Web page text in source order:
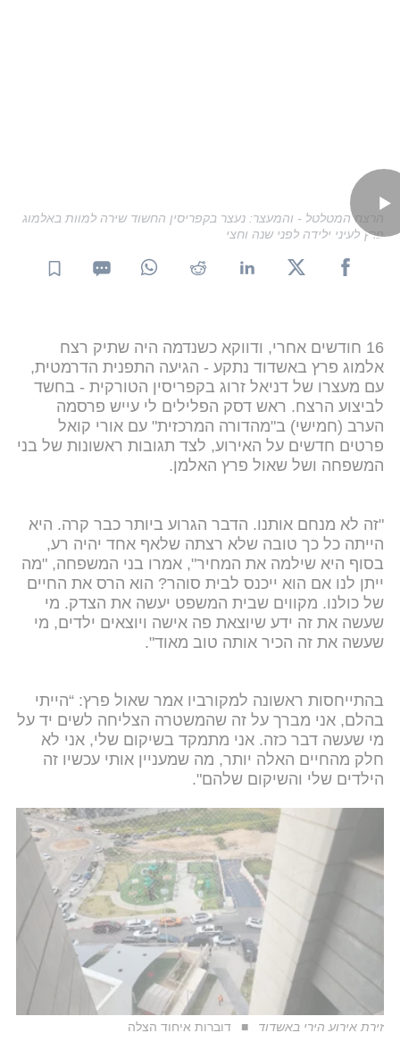
הרצח המטלטל - והמעצר: נעצר בקפריסין החשוד שירה למוות באלמוג
פרץ לעיני ילידה לפני שנה וחצי
16 חודשים אחרי, ודווקא כשנדמה היה שתיק רצח
אלמוג פרץ באשדוד נתקע - הגיעה התפנית הדרמטית,
עם מעצרו של דניאל זרוג בקפריסין הטורקית - בחשד
לביצוע הרצח. ראש דסק הפלילים לי עייש פרסמה
הערב (חמישי) ב"מהדורה המרכזית" עם אורי קואל
פרטים חדשים על האירוע, לצד תגובות ראשונות של בני
המשפחה ושל שאול פרץ האלמן.
"זה לא מנחם אותנו. הדבר הגרוע ביותר כבר קרה. היא
הייתה כל כך טובה שלא רצתה שלאף אחד יהיה רע,
בסוף היא שילמה את המחיר", אמרו בני המשפחה, "מה
ייתן לנו אם הוא ייכנס לבית סוהר? הוא הרס את החיים
של כולנו. מקווים שבית המשפט יעשה את הצדק. מי
שעשה את זה ידע שיוצאת פה אישה ויוצאים ילדים, מי
שעשה את זה הכיר אותה טוב מאוד".
בהתייחסות ראשונה למקורביו אמר שאול פרץ: “הייתי
בהלם, אני מברך על זה שהמשטרה הצליחה לשים יד על
מי שעשה דבר כזה. אני מתמקד בשיקום שלי, אני לא
חלק מהחיים האלה יותר, מה שמעניין אותי עכשיו זה
הילדים שלי והשיקום שלהם".
זירת אירוע הירי באשדוד דוברות איחוד הצלה